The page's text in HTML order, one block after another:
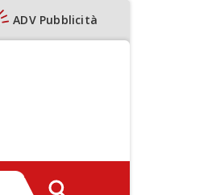
ADV Pubblicità